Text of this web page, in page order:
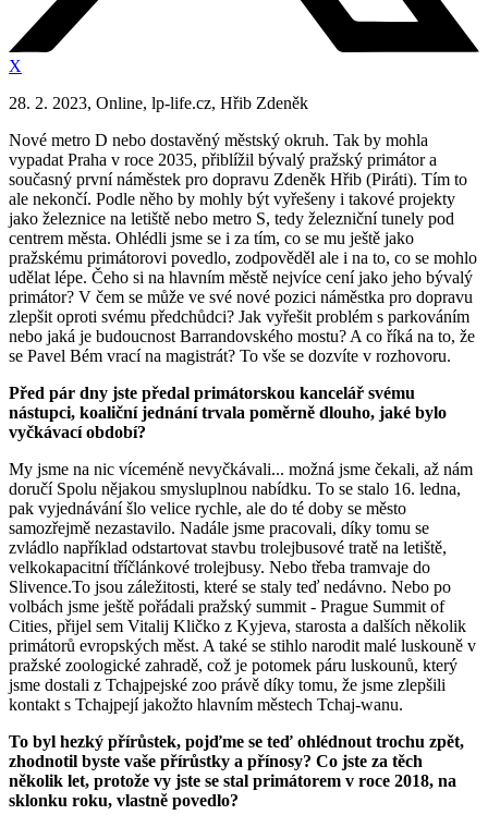
X
28. 2. 2023, Online, lp-life.cz, Hřib Zdeněk
Nové metro D nebo dostavěný městský okruh. Tak by mohla
vypadat Praha v roce 2035, přiblížil bývalý pražský primátor a
současný první náměstek pro dopravu Zdeněk Hřib (Piráti). Tím to
ale nekončí. Podle něho by mohly být vyřešeny i takové projekty
jako železnice na letiště nebo metro S, tedy železniční tunely pod
centrem města. Ohlédli jsme se i za tím, co se mu ještě jako
pražskému primátorovi povedlo, zodpověděl ale i na to, co se mohlo
udělat lépe. Čeho si na hlavním městě nejvíce cení jako jeho bývalý
primátor? V čem se může ve své nové pozici náměstka pro dopravu
zlepšit oproti svému předchůdci? Jak vyřešit problém s parkováním
nebo jaká je budoucnost Barrandovského mostu? A co říká na to, že
se Pavel Bém vrací na magistrát? To vše se dozvíte v rozhovoru.
Před pár dny jste předal primátorskou kancelář svému
nástupci, koaliční jednání trvala poměrně dlouho, jaké bylo
vyčkávací období?
My jsme na nic víceméně nevyčkávali... možná jsme čekali, až nám
doručí Spolu nějakou smysluplnou nabídku. To se stalo 16. ledna,
pak vyjednávání šlo velice rychle, ale do té doby se město
samozřejmě nezastavilo. Nadále jsme pracovali, díky tomu se
zvládlo například odstartovat stavbu trolejbusové tratě na letiště,
velkokapacitní tříčlánkové trolejbusy. Nebo třeba tramvaje do
Slivence.To jsou záležitosti, které se staly teď nedávno. Nebo po
volbách jsme ještě pořádali pražský summit - Prague Summit of
Cities, přijel sem Vitalij Kličko z Kyjeva, starosta a dalších několik
primátorů evropských měst. A také se stihlo narodit malé luskouně v
pražské zoologické zahradě, což je potomek páru luskounů, který
jsme dostali z Tchajpejské zoo právě díky tomu, že jsme zlepšili
kontakt s Tchajpejí jakožto hlavním městech Tchaj-wanu.
To byl hezký přírůstek, pojďme se teď ohlédnout trochu zpět,
zhodnotil byste vaše přírůstky a přínosy? Co jste za těch
několik let, protože vy jste se stal primátorem v roce 2018, na
sklonku roku, vlastně povedlo?